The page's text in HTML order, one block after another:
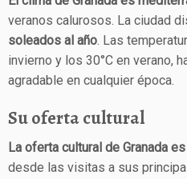
veranos calurosos. La ciudad
soleados al año. Las
invierno y los 30°C en verano,
agradable en cualquier época.
Su oferta cultural
La oferta cultural de Granada
desde las visitas a sus